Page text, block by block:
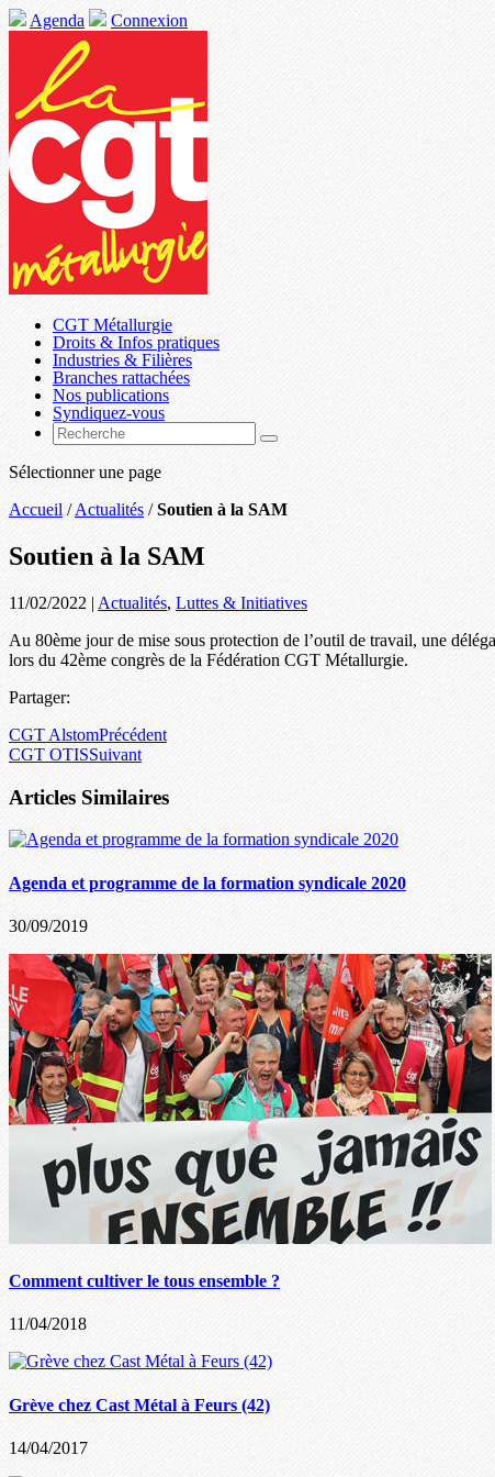
Agenda Connexion
CGT Métallurgie
Droits & Infos pratiques
Industries & Filières
Branches rattachées
Nos publications
Syndiquez-vous
Sélectionner une page
Accueil /Actualités /Soutien à la SAM
Soutien à la SAM
11/02/2022 | Actualités, Luttes & Initiatives
Au 80ème jour de mise sous protection de l’outil de travail, une
lors du 42ème congrès de la Fédération CGT Métallurgie.
Partager:
CGT AlstomPrécédent
CGT OTISSuivant
Articles Similaires
Agenda et programme de la formation syndicale 2020
30/09/2019
Comment cultiver le tous ensemble ?
11/04/2018
Grève chez Cast Métal à Feurs (42)
14/04/2017